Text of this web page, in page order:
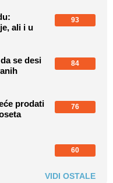
ali i u
93
se desi
84
prodati
76
60
VIDI OSTALE